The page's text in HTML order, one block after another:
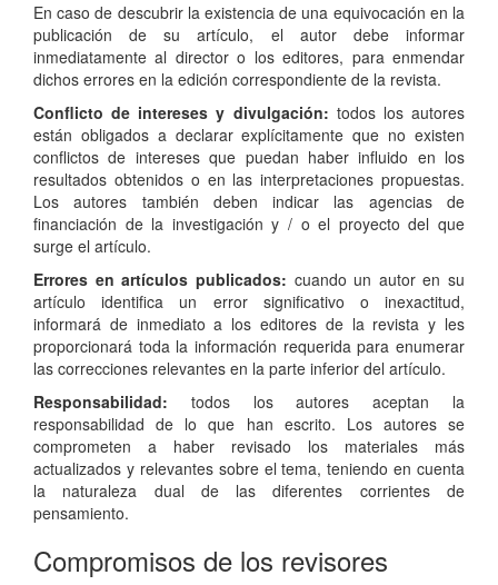
En caso de descubrir la existencia de una equivocación en la
publicación de su artículo, el autor debe informar
inmediatamente al director o los editores, para enmendar
dichos errores en la edición correspondiente de la revista.
Conflicto de intereses y divulgación: todos los autores
están obligados a declarar explícitamente que no existen
conflictos de intereses que puedan haber influido en los
resultados obtenidos o en las interpretaciones propuestas.
Los autores también deben indicar las agencias de
financiación de la investigación y / o el proyecto del que
surge el artículo.
Errores en artículos publicados: cuando un autor en su
artículo identifica un error significativo o inexactitud,
informará de inmediato a los editores de la revista y les
proporcionará toda la información requerida para enumerar
las correcciones relevantes en la parte inferior del artículo.
Responsabilidad: todos los autores aceptan la
responsabilidad de lo que han escrito. Los autores se
comprometen a haber revisado los materiales más
actualizados y relevantes sobre el tema, teniendo en cuenta
la naturaleza dual de las diferentes corrientes de
pensamiento.
Compromisos de los revisores